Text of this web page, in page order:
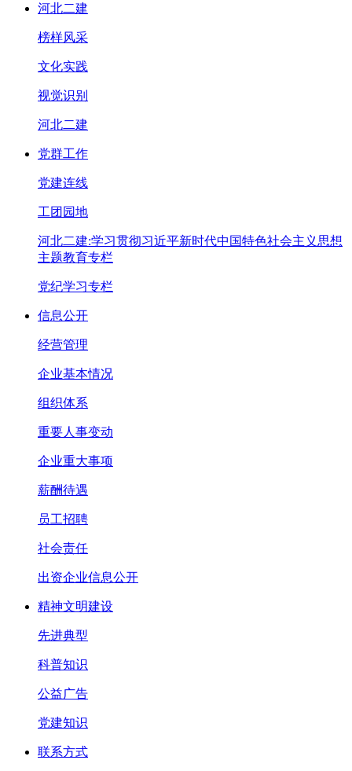
河北二建
榜样风采
文化实践
视觉识别
河北二建
党群工作
党建连线
工团园地
河北二建:学习贯彻习近平新时代中国特色社会主义思想
主题教育专栏
党纪学习专栏
信息公开
经营管理
企业基本情况
组织体系
重要人事变动
企业重大事项
薪酬待遇
员工招聘
社会责任
出资企业信息公开
精神文明建设
先进典型
科普知识
公益广告
党建知识
联系方式